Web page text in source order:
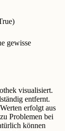
gewisse
visualisiert.
entfernt.
erfolgt aus
Problemen bei
können